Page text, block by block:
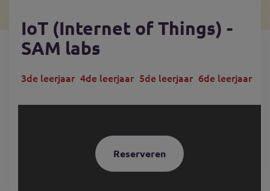
IoT (Internet of Things) -
SAM labs
3de leerjaar 4de leerjaar 5de leerjaar 6de leerjaar
Reserveren